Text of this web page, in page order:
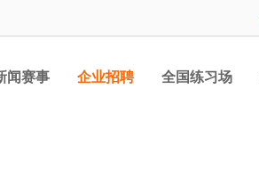
闻赛事 企业招聘 全国练习场